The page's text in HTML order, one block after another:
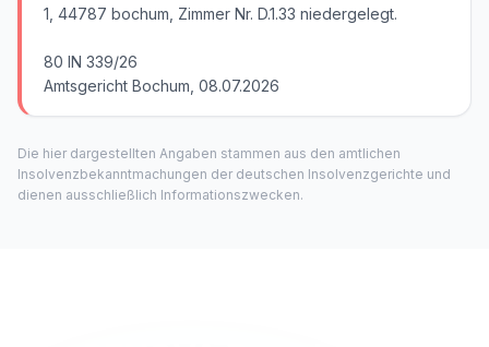
1, 44787 bochum, Zimmer Nr. D.1.33 niedergelegt.
80 IN 339/26
Amtsgericht Bochum, 08.07.2026
Die hier dargestellten Angaben stammen aus den amtlichen
Insolvenzbekanntmachungen der deutschen Insolvenzgerichte und
dienen ausschließlich Informationszwecken.